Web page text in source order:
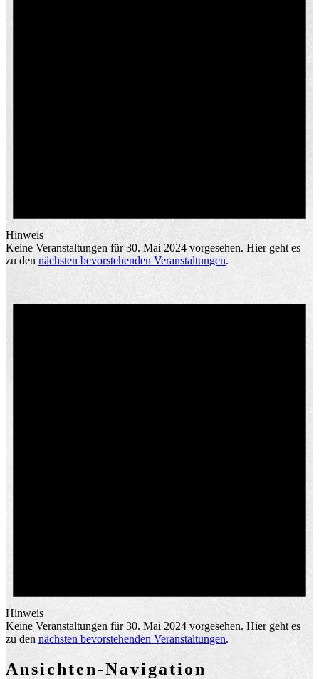
Hinweis
Keine Veranstaltungen für 30. Mai 2024 vorgesehen. Hier geht es
zu den nächsten bevorstehenden Veranstaltungen.
Hinweis
Keine Veranstaltungen für 30. Mai 2024 vorgesehen. Hier geht es
zu den nächsten bevorstehenden Veranstaltungen.
Ansichten-Navigation